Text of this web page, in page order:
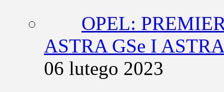
OPEL:
ASTRA GSe I
06 lutego 2023